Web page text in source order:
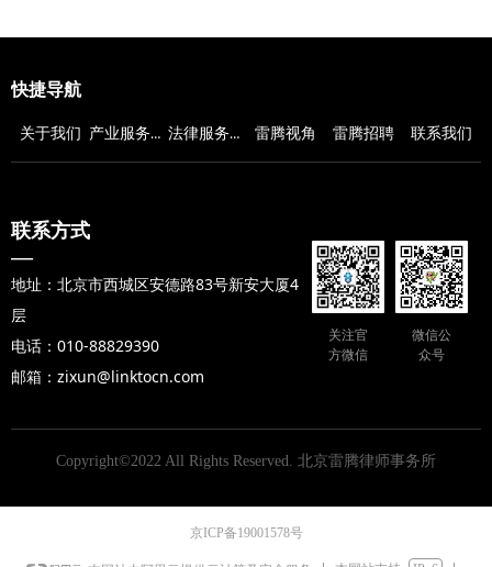
快捷导航
关于我们 产业服务领域 法律服务范围 雷腾视角 雷腾招聘 联系我们
Copyright©2022 All Rights Reserved. 北京雷腾律师事务所
联系方式
—
地址：北京市西城区安德路83号新安大厦4
层
电话：010-88829390
邮箱：zixun@linktocn.com
关注官
方微信
微信公
众号
京ICP备19001578号